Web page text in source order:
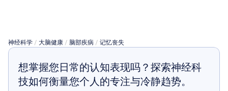
神经科学 / 大脑健康 / 脑部疾病 / 记忆丧失
想掌握您日常的认知表现吗？探索神经科
技如何衡量您个人的专注与冷静趋势。